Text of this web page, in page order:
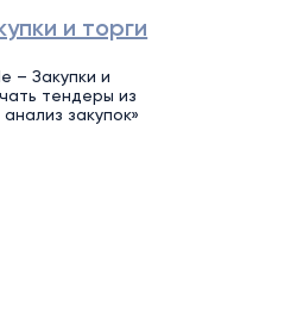
и торги
– Закупки и
тендеры из
закупок»